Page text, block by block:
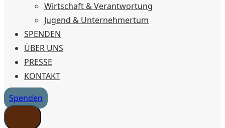
Wirtschaft & Verantwortung
Jugend & Unternehmertum
SPENDEN
ÜBER UNS
PRESSE
KONTAKT
Spenden